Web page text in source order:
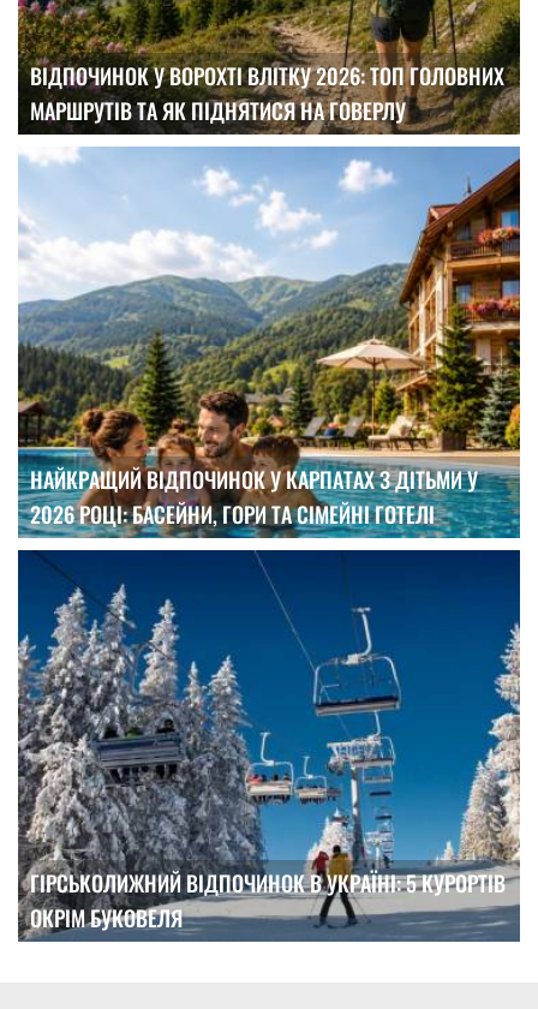
ВІДПОЧИНОК У ВОРОХТІ ВЛІТКУ 2026: ТОП ГОЛОВНИХ
МАРШРУТІВ ТА ЯК ПІДНЯТИСЯ НА ГОВЕРЛУ
НАЙКРАЩИЙ ВІДПОЧИНОК У КАРПАТАХ З ДІТЬМИ У
2026 РОЦІ: БАСЕЙНИ, ГОРИ ТА СІМЕЙНІ ГОТЕЛІ
ГІРСЬКОЛИЖНИЙ ВІДПОЧИНОК В УКРАЇНІ: 5 КУРОРТІВ
ОКРІМ БУКОВЕЛЯ